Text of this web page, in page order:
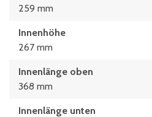
259 mm
Innenhöhe
267 mm
Innenlänge oben
368 mm
Innenlänge unten